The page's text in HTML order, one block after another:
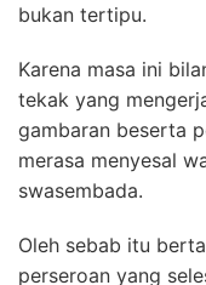
bukan tertipu.
Karena masa ini
tekak yang
gambaran beserta
merasa menyesal
swasembada.
Oleh sebab itu
perseroan yang